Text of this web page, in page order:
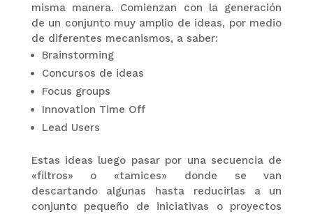
misma manera. Comienzan con la generación
de un conjunto muy amplio de ideas, por medio
de diferentes mecanismos, a saber:
Brainstorming
Concursos de ideas
Focus groups
Innovation Time Off
Lead Users
Estas ideas luego pasar por una secuencia de
«filtros» o «tamices» donde se van
descartando algunas hasta reducirlas a un
conjunto pequeño de iniciativas o proyectos